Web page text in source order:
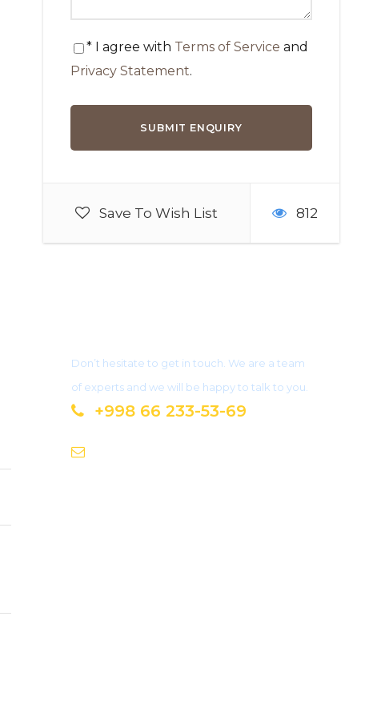
* I agree with Terms of Service and
Privacy Statement.
Save To Wish List 812
Don’t hesitate to get in touch. We are a team
of experts and we will be happy to talk to you.
+998 66 233-53-69